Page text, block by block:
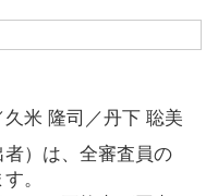
米 隆司／丹下 聡美
）は、全審査員の
。